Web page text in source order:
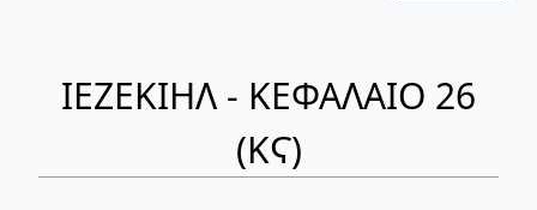
ΙΕΖΕΚΙΗΛ - ΚΕΦΑΛΑΙΟ 26
(ΚϚ)